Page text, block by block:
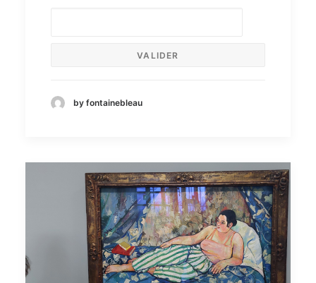
by fontainebleau